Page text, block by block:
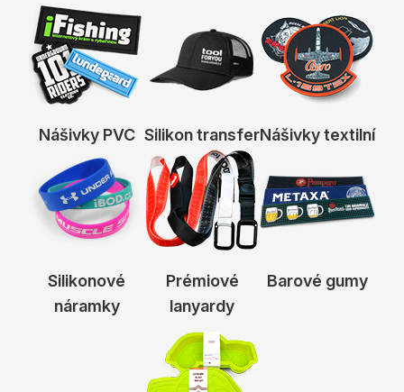
Nášivky PVC Silikon transferNášivky textilní
Silikonové
náramky
Prémiové
lanyardy
Barové gumy